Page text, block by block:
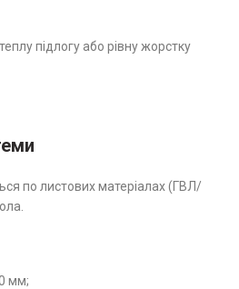
підлогу або рівну жорстку
по листових матеріалах (ГВЛ/
мм;